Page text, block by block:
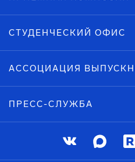
СТУДЕНЧЕСКИЙ ОФИС
АССОЦИАЦИЯ
ПРЕСС-СЛУЖБА